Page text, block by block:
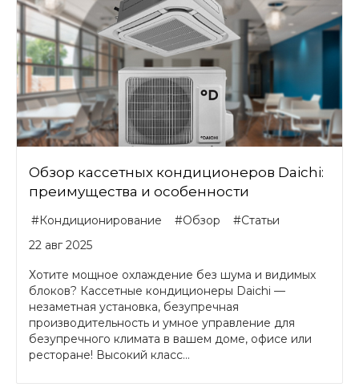
Обзор кассетных кондиционеров Daichi:
преимущества и особенности
#Кондиционирование #Обзор
#Статьи
22 авг 2025
Хотите мощное охлаждение без шума и видимых
блоков? Кассетные кондиционеры Daichi —
незаметная установка, безупречная
производительность и умное управление для
безупречного климата в вашем доме, офисе или
ресторане! Высокий класс...